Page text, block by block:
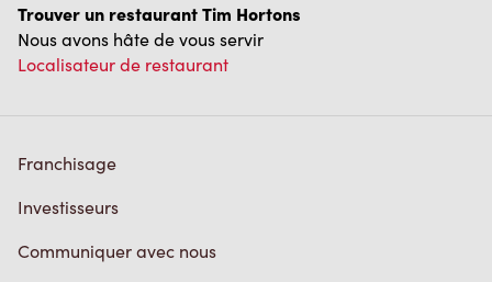
Trouver un restaurant Tim Hortons
Nous avons hâte de vous servir
Localisateur de restaurant
Franchisage
Investisseurs
Communiquer avec nous